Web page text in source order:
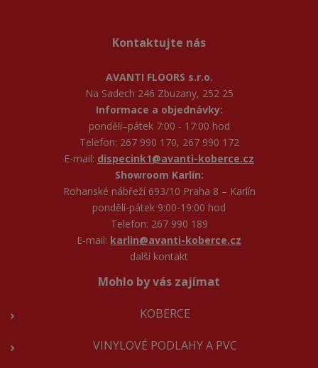
Kontaktujte nás
AVANTI FLOORS s.r.o.
Na Sadech 246 Zbuzany, 252 25
Informace a objednávky:
pondělí–pátek 7:00 - 17:00 hod
Telefon: 267 990 170, 267 990 172
E-mail: dispecink1@avanti-koberce.cz
Showroom Karlín:
Rohanské nábřeží 693/10 Praha 8 – Karlín
pondělí-pátek 9:00-19:00 hod
Telefon: 267 990 189
E-mail: karlin@avanti-koberce.cz
další kontakt
Mohlo by vás zajímat
KOBERCE
VINYLOVÉ PODLAHY A PVC